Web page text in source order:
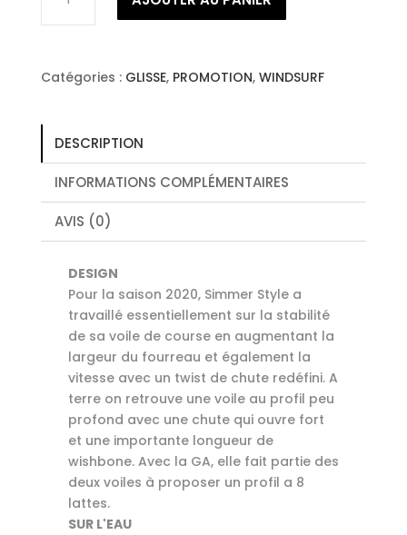
130 78
SIMMER
7.8
Catégories : GLISSE, PROMOTION, WINDSURF
DESCRIPTION
INFORMATIONS COMPLÉMENTAIRES
AVIS (0)
DESIGN
Pour la saison 2020, Simmer Style a
travaillé essentiellement sur la stabilité
de sa voile de course en augmentant la
largeur du fourreau et également la
vitesse avec un twist de chute redéfini. A
terre on retrouve une voile au profil peu
profond avec une chute qui ouvre fort
et une importante longueur de
wishbone. Avec la GA, elle fait partie des
deux voiles à proposer un profil a 8
lattes.
SUR L'EAU